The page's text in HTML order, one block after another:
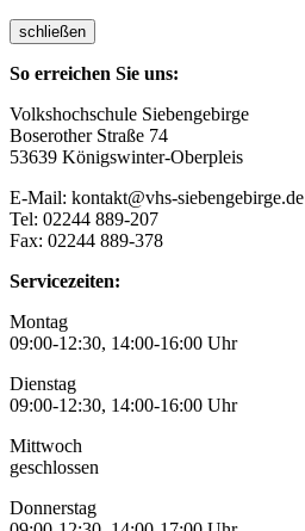
schließen
So erreichen Sie uns:
Volkshochschule Siebengebirge
Boserother Straße 74
53639 Königswinter-Oberpleis
E-Mail: kontakt@vhs-siebengebirge.de
Tel: 02244 889-207
Fax: 02244 889-378
Servicezeiten:
Montag
09:00-12:30, 14:00-16:00 Uhr
Dienstag
09:00-12:30, 14:00-16:00 Uhr
Mittwoch
geschlossen
Donnerstag